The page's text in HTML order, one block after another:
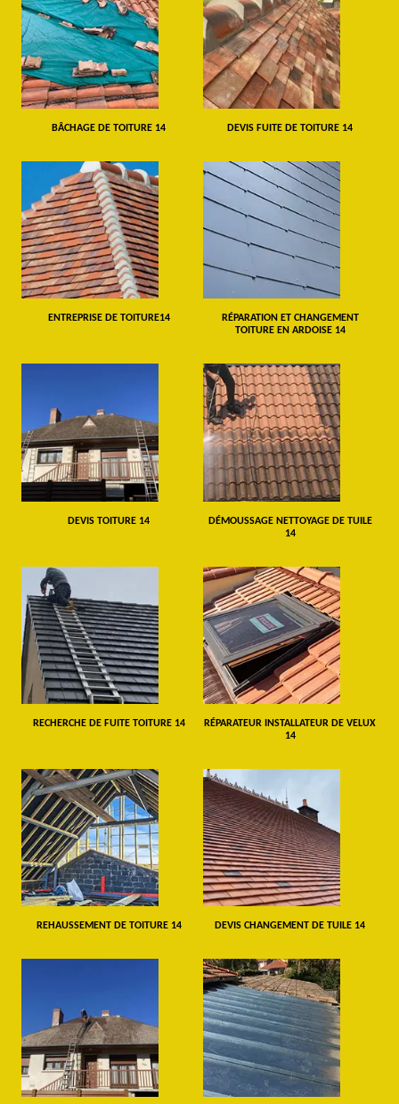
BÂCHAGE DE TOITURE 14 DEVIS FUITE DE TOITURE 14
ENTREPRISE DE TOITURE14
RÉPARATION ET CHANGEMENT
TOITURE EN ARDOISE 14
DEVIS TOITURE 14
DÉMOUSSAGE NETTOYAGE DE TUILE
14
RECHERCHE DE FUITE TOITURE 14
RÉPARATEUR INSTALLATEUR DE VELUX
14
REHAUSSEMENT DE TOITURE 14 DEVIS CHANGEMENT DE TUILE 14